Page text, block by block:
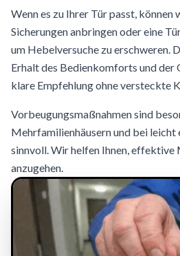
Wenn es zu Ihrer Tür passt, können
Sicherungen anbringen oder eine
um Hebelversuche zu erschweren.
Erhalt des Bedienkomforts und der
klare Empfehlung ohne versteckte
Vorbeugungsmaßnahmen sind
Mehrfamilienhäusern und bei leicht
sinnvoll. Wir helfen Ihnen,
anzugehen.